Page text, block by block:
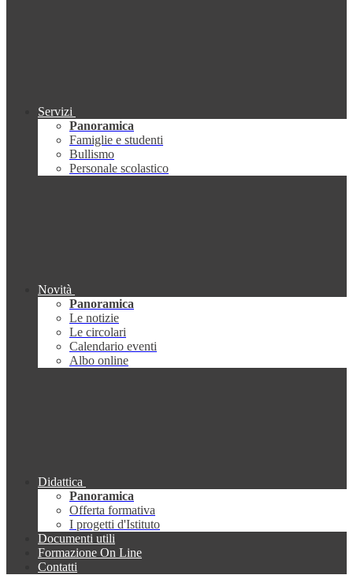
Servizi
Panoramica
Famiglie e studenti
Bullismo
Personale scolastico
Novità
Panoramica
Le notizie
Le circolari
Calendario eventi
Albo online
Didattica
Panoramica
Offerta formativa
I progetti d'Istituto
Documenti utili
Formazione On Line
Contatti